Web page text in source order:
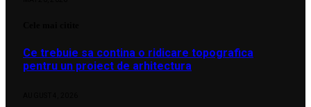
Ce trebuie sa contina o ridicare topografica
pentru un proiect de arhitectura